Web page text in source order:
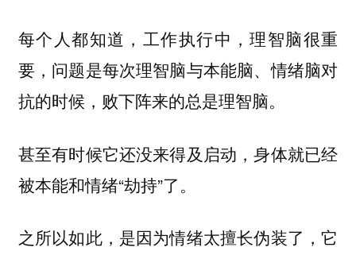
每个人都知道，工作执行中，理智脑很重
要，问题是每次理智脑与本能脑、情绪脑对
抗的时候，败下阵来的总是理智脑。
甚至有时候它还没来得及启动，身体就已经
被本能和情绪“劫持”了。
之所以如此，是因为情绪太擅长伪装了，它